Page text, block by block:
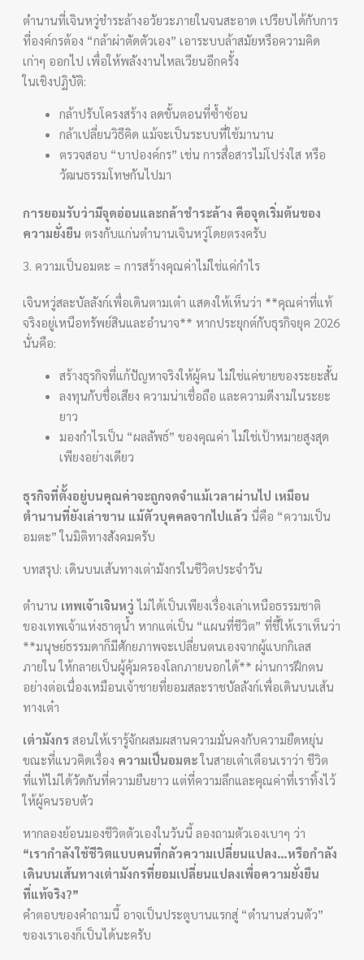
ตำนานที่เจินหวู่ชำระล้างอวัยวะภายในจนสะอาด เปรียบได้กับการ
ที่องค์กรต้อง “กล้าผ่าตัดตัวเอง” เอาระบบล้าสมัยหรือความคิด
เก่าๆ ออกไป เพื่อให้พลังงานไหลเวียนอีกครั้ง
ในเชิงปฏิบัติ:
กล้าปรับโครงสร้าง ลดขั้นตอนที่ซ้ำซ้อน
กล้าเปลี่ยนวิธีคิด แม้จะเป็นระบบที่ใช้มานาน
ตรวจสอบ “บาปองค์กร” เช่น การสื่อสารไม่โปร่งใส หรือ
วัฒนธรรมโทษกันไปมา
การยอมรับว่ามีจุดอ่อนและกล้าชำระล้าง คือจุดเริ่มต้นของ
ความยั่งยืน ตรงกับแก่นตำนานเจินหวู่โดยตรงครับ
3. ความเป็นอมตะ = การสร้างคุณค่าไม่ใช่แค่กำไร
เจินหวู่สละบัลลังก์เพื่อเดินตามเต๋า แสดงให้เห็นว่า **คุณค่าที่แท้
จริงอยู่เหนือทรัพย์สินและอำนาจ** หากประยุกต์กับธุรกิจยุค 2026
นั่นคือ:
สร้างธุรกิจที่แก้ปัญหาจริงให้ผู้คน ไม่ใช่แค่ขายของระยะสั้น
ลงทุนกับชื่อเสียง ความน่าเชื่อถือ และความดีงามในระยะ
ยาว
มองกำไรเป็น “ผลลัพธ์” ของคุณค่า ไม่ใช่เป้าหมายสูงสุด
เพียงอย่างเดียว
ธุรกิจที่ตั้งอยู่บนคุณค่าจะถูกจดจำแม้เวลาผ่านไป เหมือน
ตำนานที่ยังเล่าขาน แม้ตัวบุคคลจากไปแล้ว นี่คือ “ความเป็น
อมตะ” ในมิติทางสังคมครับ
บทสรุป: เดินบนเส้นทางเต่ามังกรในชีวิตประจำวัน
ตำนาน เทพเจ้าเจินหวู่ ไม่ได้เป็นเพียงเรื่องเล่าเหนือธรรมชาติ
ของเทพเจ้าแห่งธาตุน้ำ หากแต่เป็น “แผนที่ชีวิต” ที่ชี้ให้เราเห็นว่า
**มนุษย์ธรรมดาก็มีศักยภาพจะเปลี่ยนตนเองจากผู้แบกกิเลส
ภายใน ให้กลายเป็นผู้คุ้มครองโลกภายนอกได้** ผ่านการฝึกตน
อย่างต่อเนื่องเหมือนเจ้าชายที่ยอมสละราชบัลลังก์เพื่อเดินบนเส้น
ทางเต๋า
เต่ามังกร สอนให้เรารู้จักผสมผสานความมั่นคงกับความยืดหยุ่น
ขณะที่แนวคิดเรื่อง ความเป็นอมตะในสายเต๋าเตือนเราว่า ชีวิต
ที่แท้ไม่ได้วัดกันที่ความยืนยาว แต่ที่ความลึกและคุณค่าที่เราทิ้งไว้
ให้ผู้คนรอบตัว
หากลองย้อนมองชีวิตตัวเองในวันนี้ ลองถามตัวเองเบาๆ ว่า
“เรากำลังใช้ชีวิตแบบคนที่กลัวความเปลี่ยนแปลง…หรือกำลัง
เดินบนเส้นทางเต่ามังกรที่ยอมเปลี่ยนแปลงเพื่อความยั่งยืน
ที่แท้จริง?”
คำตอบของคำถามนี้ อาจเป็นประตูบานแรกสู่ “ตำนานส่วนตัว”
ของเราเองก็เป็นได้นะครับ